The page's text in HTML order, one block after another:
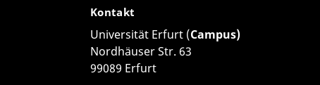
Kontakt
Universität Erfurt (Campus)
Nordhäuser Str. 63
99089 Erfurt